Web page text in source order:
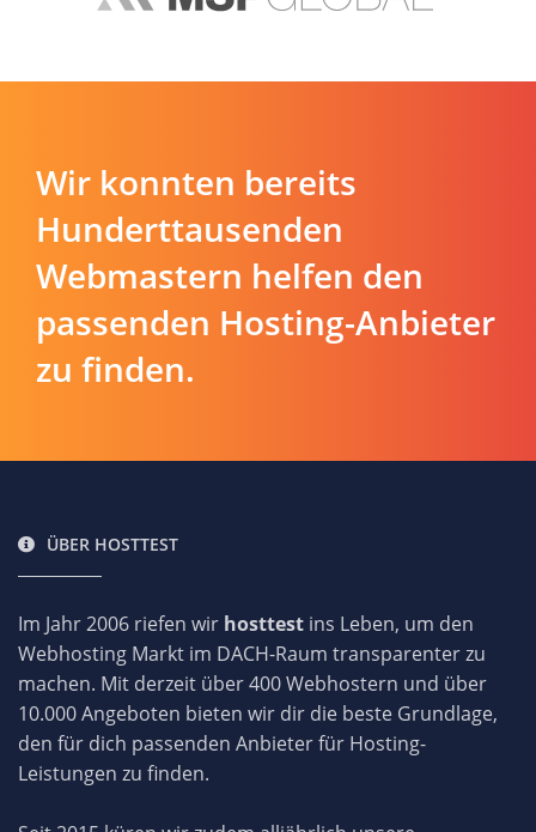
Wir konnten bereits
Hunderttausenden
Webmastern helfen den
passenden Hosting-Anbieter
zu finden.
ÜBER HOSTTEST
Im Jahr 2006 riefen wir hosttest ins Leben, um den
Webhosting Markt im DACH-Raum transparenter zu
machen. Mit derzeit über 400 Webhostern und über
10.000 Angeboten bieten wir dir die beste Grundlage,
den für dich passenden Anbieter für Hosting-
Leistungen zu finden.